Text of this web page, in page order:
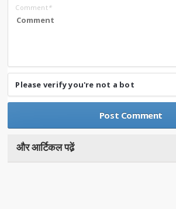
Comment*
Please verify you're not a bot
और आर्टिकल पढे़ं